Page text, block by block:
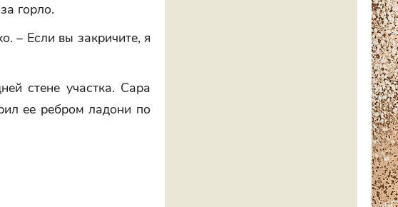
горло.
– Если вы закричите, я
стене участка. Сара
ее ребром ладони по